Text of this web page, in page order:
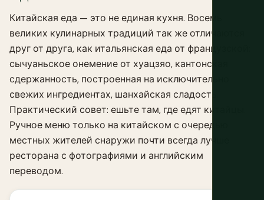
Китайская еда — это не единая кухня. Восемь
великих кулинарных традиций так же отличаются
друг от друга, как итальянская еда от французской:
сычуаньское онемение от хуацзяо, кантонская
сдержанность, построенная на исключительно
свежих ингредиентах, шанхайская сладость.
Практический совет: ешьте там, где едят китайцы.
Ручное меню только на китайском с очередью
местных жителей снаружи почти всегда лучше
ресторана с фотографиями и английским
переводом.